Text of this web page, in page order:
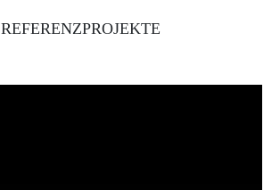
REFERENZPROJEKTE